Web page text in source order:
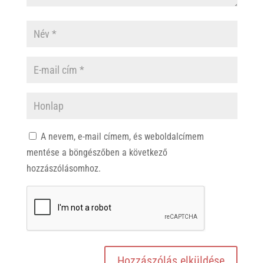
A nevem, e-mail címem, és weboldalcímem
mentése a böngészőben a következő
hozzászólásomhoz.